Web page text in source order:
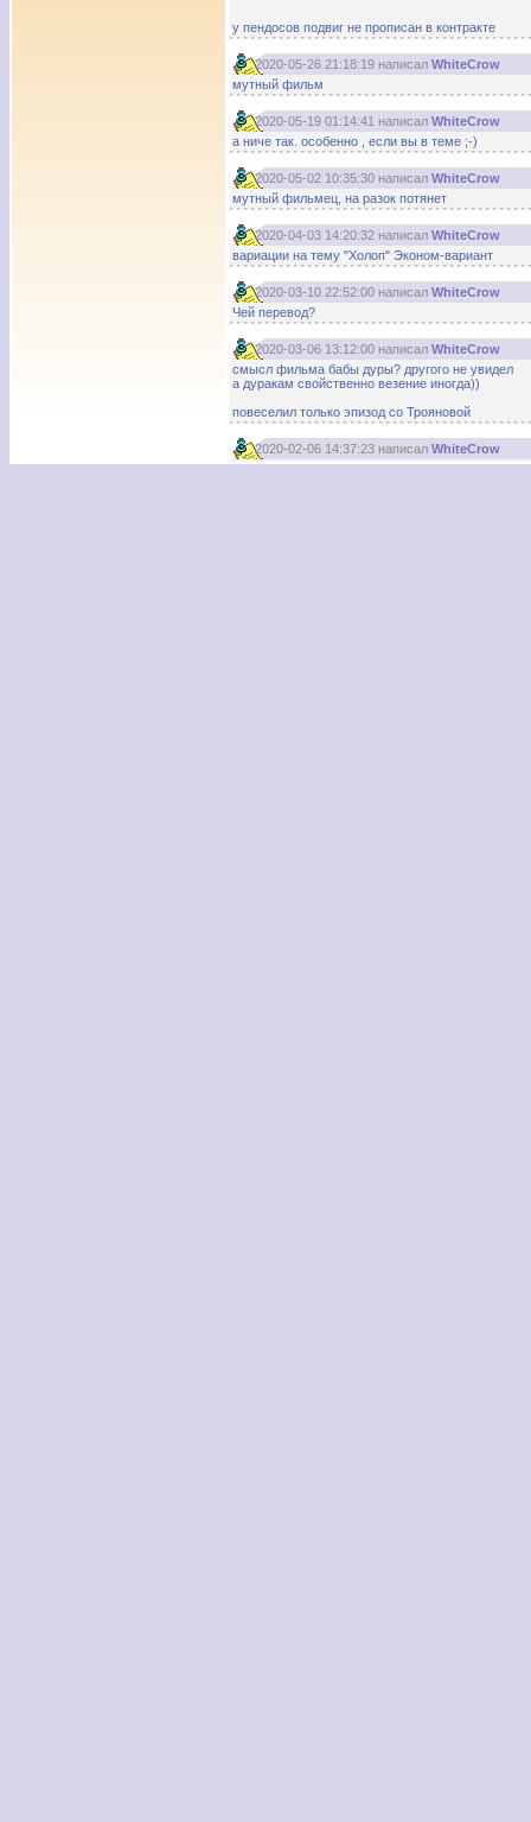
у пендосов подвиг не прописан в контракте
2020-05-26 21:18:19 написал WhiteCrow
мутный фильм
2020-05-19 01:14:41 написал WhiteCrow
а ниче так. особенно , если вы в теме ;-)
2020-05-02 10:35:30 написал WhiteCrow
мутный фильмец, на разок потянет
2020-04-03 14:20:32 написал WhiteCrow
вариации на тему "Холоп" Эконом-вариант
2020-03-10 22:52:00 написал WhiteCrow
Чей перевод?
2020-03-06 13:12:00 написал WhiteCrow
смысл фильма бабы дуры? другого не увидел
а дуракам свойственно везение иногда))
повеселил только эпизод со Трояновой
2020-02-06 14:37:23 написал WhiteCrow